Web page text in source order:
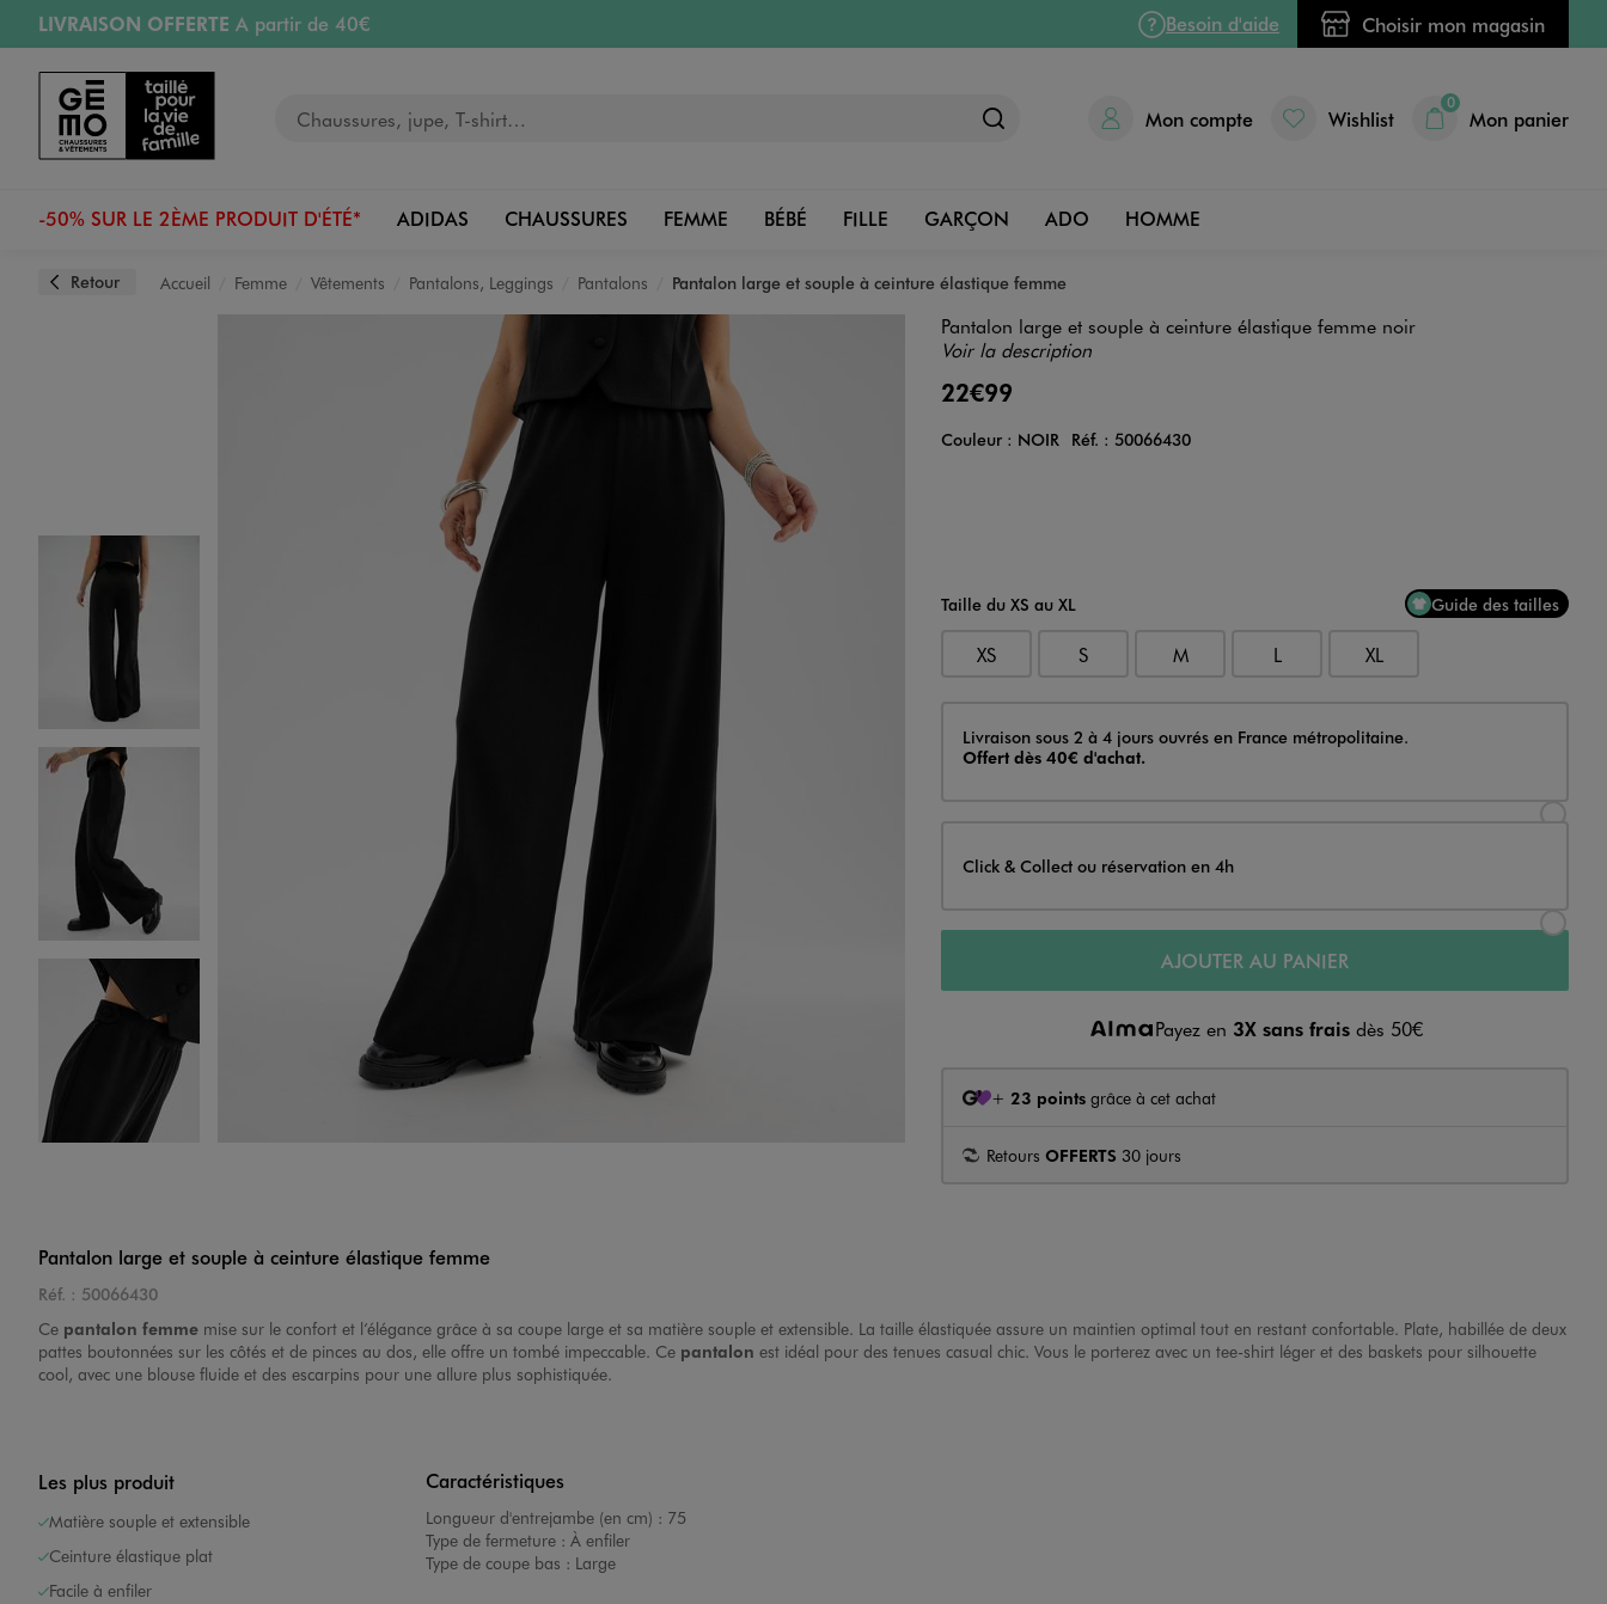
Aller au contenu principal
Aller à la navigation
LIVRAISON OFFERTE A partir de 40€
RETRAIT ET LIVRAISON OFFERTE
RÉSERVATION GRATUITE
4h en magasin
Retours OFFERTSpendant 30 jours
Besoin d'aide Choisir mon magasin
Mon compte Wishlist
0
Mon panier
-50% SUR LE 2ÈME PRODUIT D'ÉTÉ* ADIDAS CHAUSSURES FEMME BÉBÉ FILLE GARÇON ADO HOMME
Retour Accueil Femme Vêtements Pantalons, Leggings Pantalons Pantalon large et souple à ceinture élastique femme
Image 5 sur 8
Image 6 sur 8
Pantalon large et souple à ceinture élastique femme noir
Voir la description
22€99
Couleur
Couleur : NOIR Réf. : 50066430
Taille du XS au XL Guide des tailles
XS S M L XL
Livraison
Livraison sous 2 à 4 jours ouvrés en France métropolitaine.
Offert dès 40€ d'achat.
Click & Collect ou réservation en 4h
AJOUTER AU PANIER
Payez en 3X sans fraisdès 50€
+ 23 pointsgrâce à cet achat
Retours OFFERTS 30 jours
Pantalon large et souple à ceinture élastique femme
Réf. : 50066430
Ce pantalon femme mise sur le confort et l’élégance grâce à sa coupe large et sa matière souple et extensible. La taille élastiquée assure un maintien optimal tout en restant confortable. Plate, habillée de deux
pattes boutonnées sur les côtés et de pinces au dos, elle offre un tombé impeccable. Ce pantalon est idéal pour des tenues casual chic. Vous le porterez avec un tee-shirt léger et des baskets pour silhouette
cool, avec une blouse fluide et des escarpins pour une allure plus sophistiquée.
Les plus produit
Matière souple et extensible
Ceinture élastique plat
Facile à enfiler
Caractéristiques
Longueur d'entrejambe (en cm) : 75
Type de fermeture : À enfiler
Type de coupe bas : Large